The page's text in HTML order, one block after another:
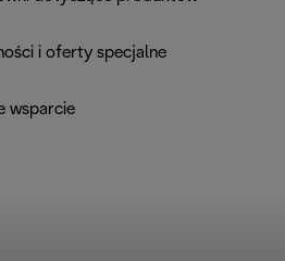
i oferty specjalne
wsparcie